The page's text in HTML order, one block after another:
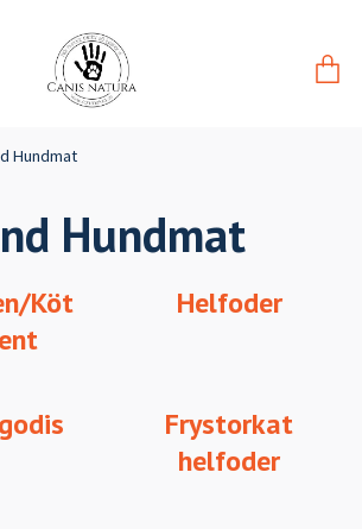
Hundmat
Hundmat
Köt
Helfoder
Frystorkat
helfoder